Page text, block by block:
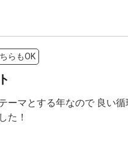
らもOK
ーマとする年なので 良い
た！